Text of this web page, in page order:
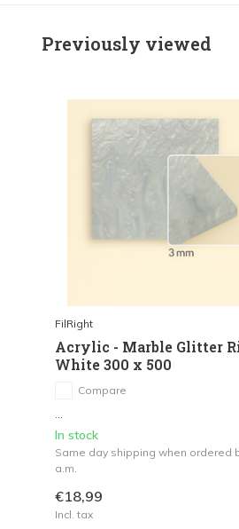
Previously viewed
FilRight
Acrylic - Marble Glitter
White 300 x 500
Compare
In stock
Same day shipping when ordered
a.m.
€18,99
Incl. tax